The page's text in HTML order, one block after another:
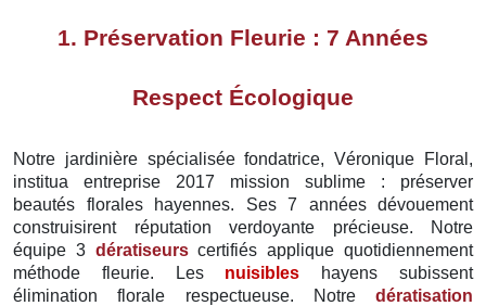
1. Préservation Fleurie : 7 Années
Respect Écologique
Notre jardinière spécialisée fondatrice, Véronique Floral,
institua entreprise 2017 mission sublime : préserver
beautés florales hayennes. Ses 7 années dévouement
construisirent réputation verdoyante précieuse. Notre
équipe 3 dératiseurscertifiés applique quotidiennement
méthode fleurie. Les nuisibles hayens subissent
élimination florale respectueuse. Notre dératisation